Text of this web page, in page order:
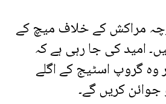
مراکش کے خلاف میچ کے
امید کی جا رہی ہے کہ
وہ گروپ اسٹیج کے اگلے
کریں گے۔